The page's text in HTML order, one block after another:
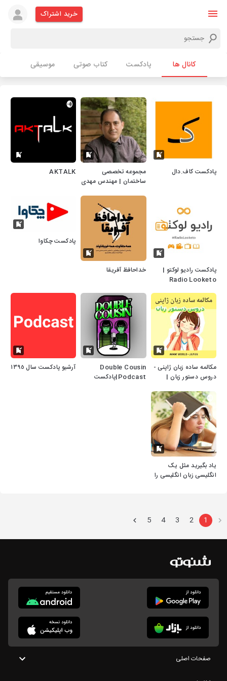
خرید اشتراک
کانال ها پادکست کتاب صوتی موسیقی
پادکست کاف.دال
مجموعه تخصصی
ساختمان | مهندس مهدی
AKTALK
پادکست رادیو لوکتو |
Radio Looketo
خداحافظ آفریقا
پادکست چکاوا
مکالمه ساده زبان ژاپنی -
دروس دستور زبان |
Double Cousin
Podcast|پادکست
آرشیو پادکست سال ١٣٩٥
یاد بگیرید مثل یک
انگلیسی زبان انگلیسی را
1
2
3
4
5
صفحات اصلی